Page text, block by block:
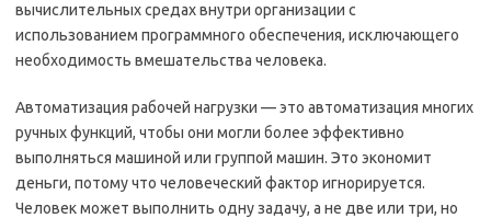
вычислительных средах внутри организации с
использованием программного обеспечения, исключающего
необходимость вмешательства человека.
Автоматизация рабочей нагрузки — это автоматизация многих
ручных функций, чтобы они могли более эффективно
выполняться машиной или группой машин. Это экономит
деньги, потому что человеческий фактор игнорируется.
Человек может выполнить одну задачу, а не две или три, но